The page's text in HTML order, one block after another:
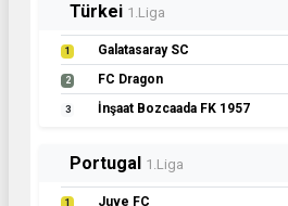
Türkei 1.Liga
1 Galatasaray SC
2 FC Dragon
3 İnşaat Bozcaada FK 1957
Portugal 1.Liga
1 Juve FC